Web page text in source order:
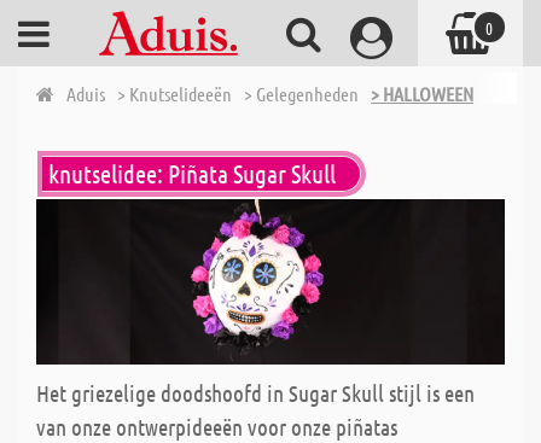
Aduis > Knutselideeën > Gelegenheden > HALLOWEEN
knutselidee: Piñata Sugar Skull
Het griezelige doodshoofd in Sugar Skull stijl is een
van onze ontwerpideeën voor onze piñatas
0